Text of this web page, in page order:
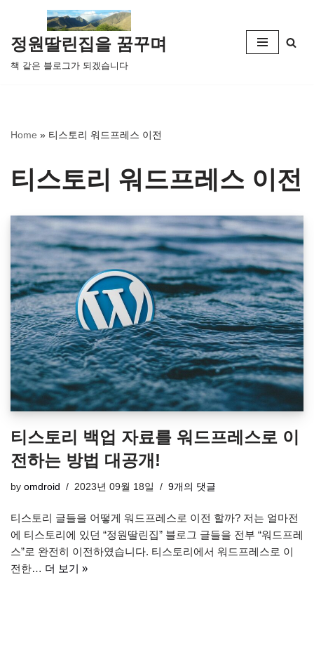
콘
텐
츠
뛰
정원딸린집을 꿈꾸며
책 같은 블로그가 되겠습니다
Home » 티스토리 워드프레스 이전
티스토리 워드프레스 이전
티스토리 백업 자료를 워드프레스로 이
전하는 방법 대공개!
by omdroid 2023년 09월 18일 9개의 댓글
티스토리 글들을 어떻게 워드프레스로 이전 할까? 저는 얼마전
에 티스토리에 있던 “정원딸린집” 블로그 글들을 전부 “워드프레
스”로 완전히 이전하였습니다. 티스토리에서 워드프레스로 이
전한… 더 보기 »